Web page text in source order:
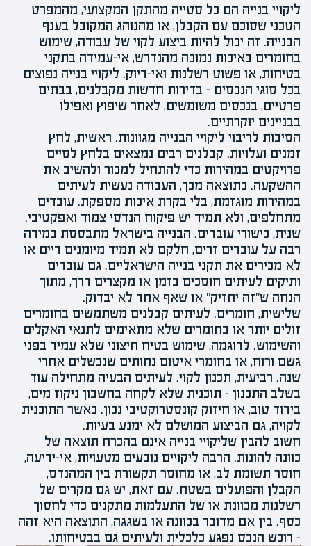
ליקויי בנייה הם כל סטייה מהתקן המקצועי, מהמפרט
הטכני שסוכם עם הקבלן, או מהנוהג המקובל בענף
הבנייה. זה יכול להיות ביצוע לקוי של עבודה, שימוש
בחומרים באיכות נמוכה מהנדרש, אי-עמידה בתקני
בטיחות, או פשוט רשלנות ואי-דיוק. ליקויי בנייה נפוצים
בכל סוגי הנכסים – בדירות חדשות מקבלנים, בבתים
פרטיים, בנכסים משומשים, לאחר שיפוץ ואפילו
בבניינים יוקרתיים.
הסיבות לריבוי ליקויי הבנייה מגוונות. ראשית, לחץ
זמנים ועלויות. קבלנים רבים נמצאים בלחץ לסיים
פרויקטים במהירות כדי להתחיל למכור ולהשיב את
ההשקעה. כתוצאה מכך, העבודה נעשית לעיתים
במהירות מוגזמת, בלי בקרת איכות מספקת. עובדים
מתחלפים, ולא תמיד יש פיקוח הנדסי צמוד ואפקטיבי.
שנית, כישורי עובדים. הבנייה בישראל מתבססת במידה
רבה על עובדים זרים, חלקם לא תמיד מיומנים דיים או
לא מכירים את תקני בנייה הישראליים. גם עובדים
ותיקים לעיתים חוסכים בזמן או מקצרים דרך, מתוך
הנחה ש"זה יחזיק" או שאף אחד לא יבדוק.
שלישית, חומרים. לעיתים קבלנים משתמשים בחומרים
זולים יותר או בחומרים שלא מתאימים לתנאי האקלים
והשימוש. לדוגמה, שימוש בטיח חיצוני שלא עמיד בפני
גשם ורוח, או בחומרי איטום נחותים שנכשלים אחרי
שנה. רביעית, תכנון לקוי. לעיתים הבעיה מתחילה עוד
בשלב התכנון – תוכנית שלא לקחה בחשבון ניקוז מים,
בידוד טוב, או חיזוק קונסטרוקטיבי נכון. כאשר התוכנית
לקויה, גם הביצוע המושלם לא ימנע בעיות.
חשוב להבין שליקויי בנייה אינם בהכרח תוצאה של
כוונה להונות. הרבה ליקויים נובעים מטעויות, אי-ידיעה,
חוסר תשומת לב, או מחוסר תקשורת בין המהנדס,
הקבלן והפועלים בשטח. עם זאת, יש גם מקרים של
רשלנות מכוונת או של התעלמות מתקנים כדי לחסוך
כסף. בין אם מדובר בכוונה או בשגגה, התוצאה היא זהה
– רוכש הנכס נפגע כלכלית ולעיתים גם בבטיחותו.